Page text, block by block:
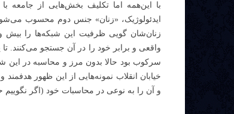
با این‌همه اما تکلیف بخش‌هایی از جامعه
ایدئولوژیک، «زنان» جنس دوم محسوب
زنان‌شان گویی ظرفیت این شبکه‌ها را بیش
واقعی و برابر خود را در آن جستجو می‌کنند.
سرکوب بود حالا بدون مرز و محاسبه در این
خیابان انقلاب نمونه‌هایی از این ظهور
و آن را به نوعی در محاسبات خود (اگر